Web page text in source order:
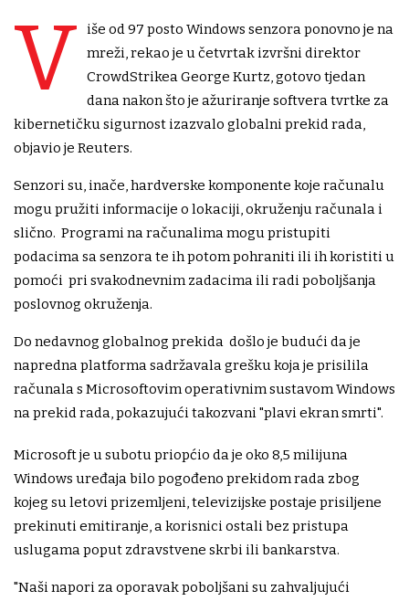
V
iše od 97 posto Windows senzora ponovno je na
mreži, rekao je u četvrtak izvršni direktor
CrowdStrikea George Kurtz, gotovo tjedan
dana nakon što je ažuriranje softvera tvrtke za
kibernetičku sigurnost izazvalo globalni prekid rada,
objavio je Reuters.
Senzori su, inače, hardverske komponente koje računalu
mogu pružiti informacije o lokaciji, okruženju računala i
slično. Programi na računalima mogu pristupiti
podacima sa senzora te ih potom pohraniti ili ih koristiti u
pomoći pri svakodnevnim zadacima ili radi poboljšanja
poslovnog okruženja.
Do nedavnog globalnog prekida došlo je budući da je
napredna platforma sadržavala grešku koja je prisilila
računala s Microsoftovim operativnim sustavom Windows
na prekid rada, pokazujući takozvani "plavi ekran smrti".
Microsoft je u subotu priopćio da je oko 8,5 milijuna
Windows uređaja bilo pogođeno prekidom rada zbog
kojeg su letovi prizemljeni, televizijske postaje prisiljene
prekinuti emitiranje, a korisnici ostali bez pristupa
uslugama poput zdravstvene skrbi ili bankarstva.
"Naši napori za oporavak poboljšani su zahvaljujući